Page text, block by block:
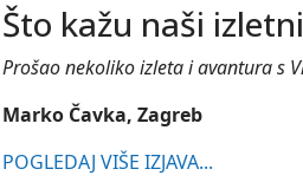
Što kažu naši
Prošao nekoliko izleta i avantura s
Marko Čavka, Zagreb
POGLEDAJ VIŠE IZJAVA...